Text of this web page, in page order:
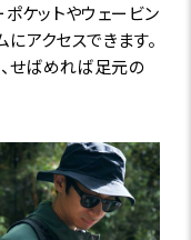
ケットやウェービン
アクセスできます。
せばめれば足元の